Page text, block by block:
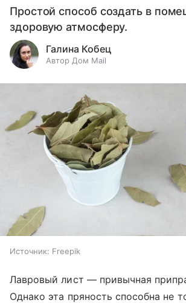
Простой способ создать в
здоровую атмосферу.
Галина Кобец
Автор Дом Mail
Источник: Freepik
Лавровый лист — привычная
Однако эта пряность способна не